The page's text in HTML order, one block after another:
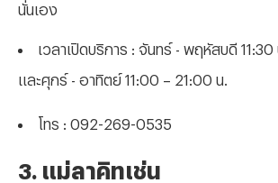
นั่นเอง
เวลาเปิดบริการ : จันทร์ - พฤหัสบดี 11:30
และศุกร์ - อาทิตย์ 11:00 – 21:00 น.
โทร : 092-269-0535
3. แม่ลาคิทเช่น